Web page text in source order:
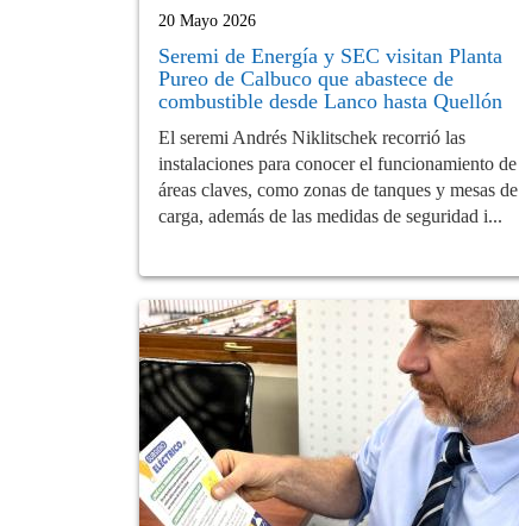
20 Mayo 2026
Seremi de Energía y SEC visitan Planta
Pureo de Calbuco que abastece de
combustible desde Lanco hasta Quellón
El seremi Andrés Niklitschek recorrió las
instalaciones para conocer el funcionamiento de
áreas claves, como zonas de tanques y mesas de
carga, además de las medidas de seguridad i...